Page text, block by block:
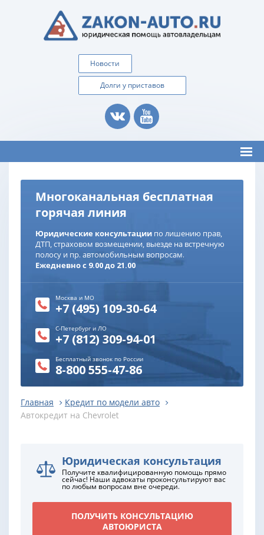
Новости
Долги у приставов
Многоканальная бесплатная
горячая линия
Юридические консультации по лишению прав,
ДТП, страховом возмещении, выезде на встречную
полосу и пр. автомобильным вопросам.
Ежедневно с 9.00 до 21.00
Москва и МО
+7 (495) 109-30-64
С-Петербург и ЛО
+7 (812) 309-94-01
Бесплатный звонок по России
8-800 555-47-86
Главная
Кредит по модели авто
Автокредит на Chevrolet
Юридическая консультация
Получите квалифицированную помощь прямо
сейчас! Наши адвокаты проконсультируют вас
по любым вопросам вне очереди.
ПОЛУЧИТЬ КОНСУЛЬТАЦИЮ
АВТОЮРИСТА